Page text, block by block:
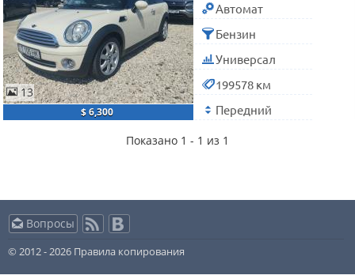
13
$ 6,300
Автомат
Бензин
Универсал
199578 км
Передний
Показано 1 - 1 из 1
Вопросы
© 2012 - 2026 Правила копирования